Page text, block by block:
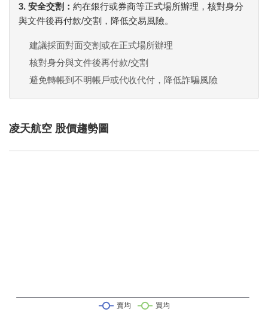
3. 安全交割： 約在銀行或券商等正式場所辦理，核對身分
與文件後再付款/交割，降低交易風險。
建議採面對面交割或在正式場所辦理
核對身分與文件後再付款/交割
避免轉帳到不明帳戶或代收代付，降低詐騙風險
凌天航空 股價趨勢圖